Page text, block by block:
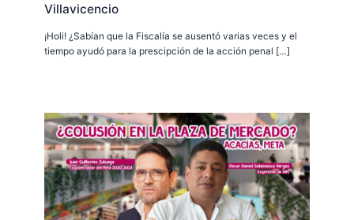
Villavicencio
¡Holi! ¿Sabían que la Fiscalía se ausentó varias veces y el
tiempo ayudó para la prescipción de la acción penal […]